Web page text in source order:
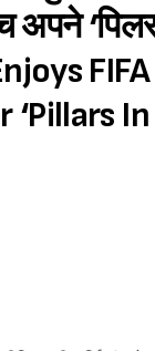
अपने